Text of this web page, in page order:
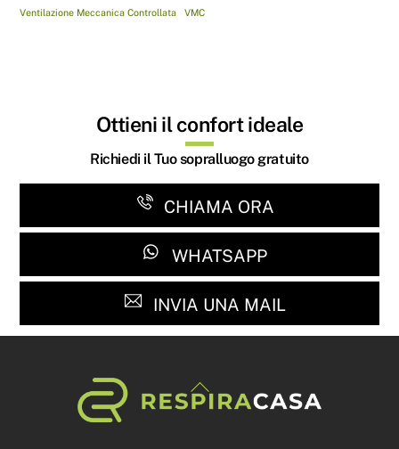
Ventilazione Meccanica Controllata VMC
Ottieni il confort ideale
Richiedi il Tuo sopralluogo gratuito
CHIAMA ORA
WHATSAPP
INVIA UNA MAIL
Back
To